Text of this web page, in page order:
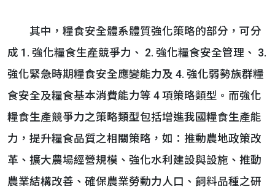
其中，糧食安全體系體質強化策略的部分，可分
成 1. 強化糧食生產競爭力、 2. 強化糧食安全管理、 3.
強化緊急時期糧食安全應變能力及 4. 強化弱勢族群糧
食安全及糧食基本消費能力等 4 項策略類型。而強化
糧食生產競爭力之策略類型包括增進我國糧食生產能
力，提升糧食品質之相關策略，如：推動農地政策改
革、擴大農場經營規模、強化水利建設與設施、推動
農業結構改善、確保農業勞動力人口、飼料品種之研